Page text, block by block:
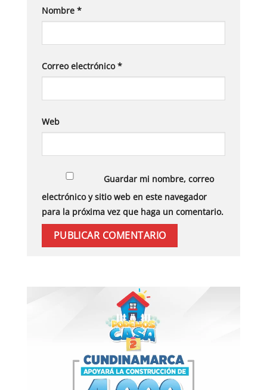
Nombre *
Correo electrónico*
Web
Guardar mi nombre, correo
electrónico y sitio web en este navegador
para la próxima vez que haga un comentario.